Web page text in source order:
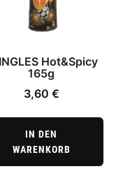
Hot&Spicy
165g
3,60 €
IN DEN
WARENKORB